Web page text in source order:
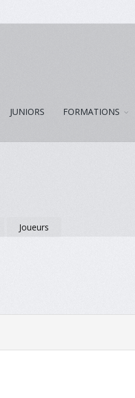
JUNIORS FORMATIONS
Joueurs